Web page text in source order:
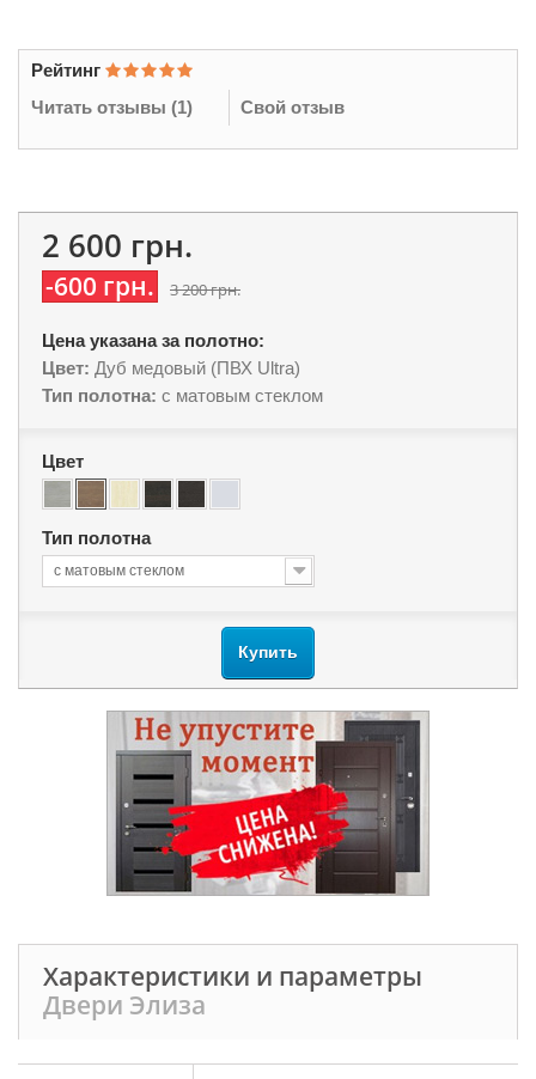
Рейтинг
Читать отзывы (1) Свой отзыв
2 600 грн.
-600 грн. 3 200 грн.
Цена указана за полотно:
Цвет: Дуб медовый (ПВХ Ultra)
Тип полотна: с матовым стеклом
Цвет
Тип полотна
с матовым стеклом
Купить
Характеристики и параметры
Двери Элиза